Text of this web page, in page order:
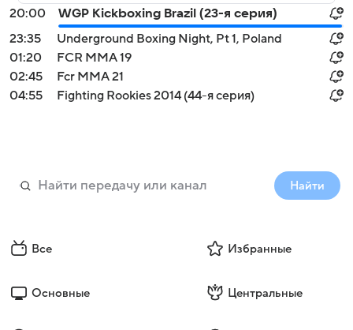
20:00
WGP Kickboxing Brazil (23-я серия)
23:35
Underground Boxing Night, Pt 1, Poland
01:20
FCR MMA 19
02:45
Fcr MMA 21
04:55
Fighting Rookies 2014 (44-я серия)
Найти
Все Избранные
Основные Центральные